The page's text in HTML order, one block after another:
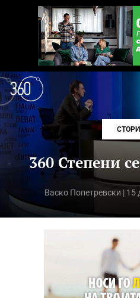
360 Степени
Васко Попетревски | 15